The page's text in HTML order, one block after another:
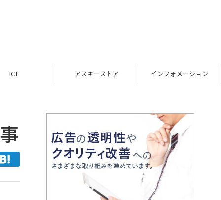
ICT アスキーストア インフォメーション